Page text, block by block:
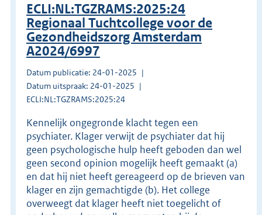
ECLI:NL:TGZRAMS:2025:24
Regionaal Tuchtcollege voor de
Gezondheidszorg Amsterdam
A2024/6997
Datum publicatie: 24-01-2025
Datum uitspraak: 24-01-2025
ECLI:NL:TGZRAMS:2025:24
Kennelijk ongegronde klacht tegen een
psychiater. Klager verwijt de psychiater dat hij
geen psychologische hulp heeft geboden dan wel
geen second opinion mogelijk heeft gemaakt (a)
en dat hij niet heeft gereageerd op de brieven van
klager en zijn gemachtigde (b). Het college
overweegt dat klager heeft niet toegelicht of